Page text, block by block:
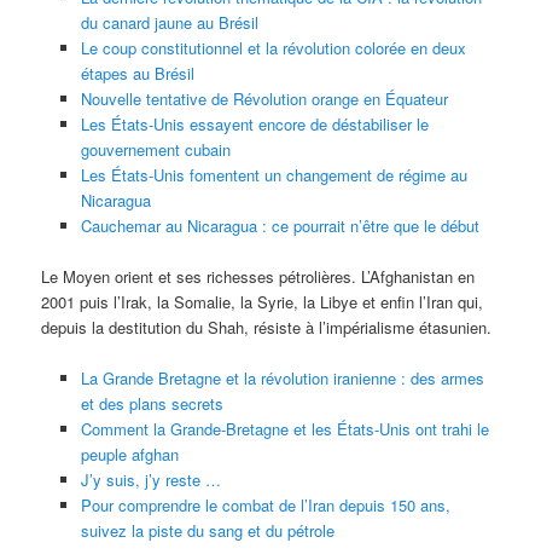
du canard jaune au Brésil
Le coup constitutionnel et la révolution colorée en deux
étapes au Brésil
Nouvelle tentative de Révolution orange en Équateur
Les États-Unis essayent encore de déstabiliser le
gouvernement cubain
Les États-Unis fomentent un changement de régime au
Nicaragua
Cauchemar au Nicaragua : ce pourrait n’être que le début
Le Moyen orient et ses richesses pétrolières. L’Afghanistan en
2001 puis l’Irak, la Somalie, la Syrie, la Libye et enfin l’Iran qui,
depuis la destitution du Shah, résiste à l’impérialisme étasunien.
La Grande Bretagne et la révolution iranienne : des armes
et des plans secrets
Comment la Grande-Bretagne et les États-Unis ont trahi le
peuple afghan
J’y suis, j’y reste …
Pour comprendre le combat de l’Iran depuis 150 ans,
suivez la piste du sang et du pétrole